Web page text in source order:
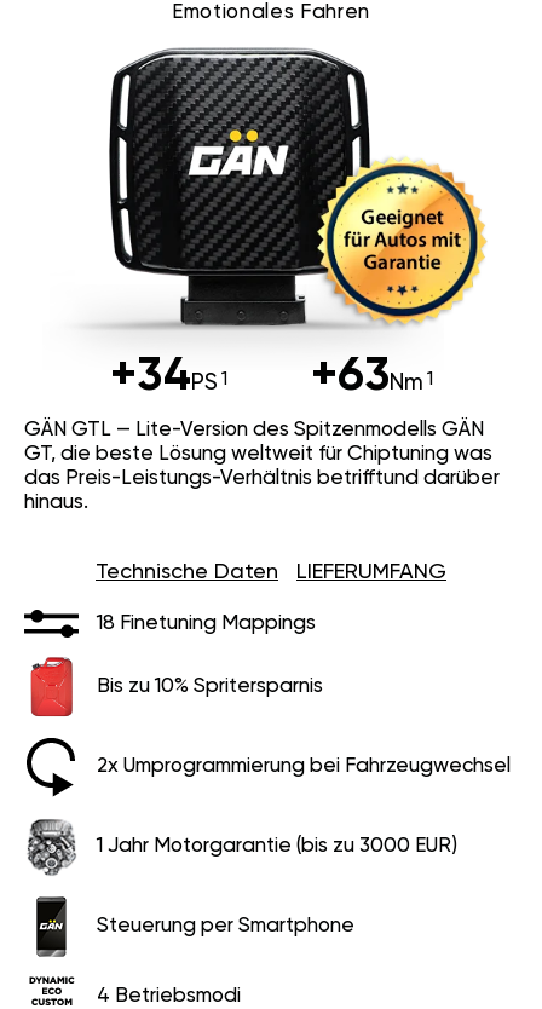
Emotionales Fahren
+34PS +63Nm
GÄN GTL — Lite-Version des Spitzenmodells GÄN
GT, die beste Lösung weltweit für Chiptuning was
das Preis-Leistungs-Verhältnis betrifftund darüber
hinaus.
Technische Daten LIEFERUMFANG
18 Finetuning Mappings
Bis zu 10% Spritersparnis
2x Umprogrammierung bei Fahrzeugwechsel
1 Jahr Motorgarantie (bis zu 3000 EUR)
Steuerung per Smartphone
4 Betriebsmodi